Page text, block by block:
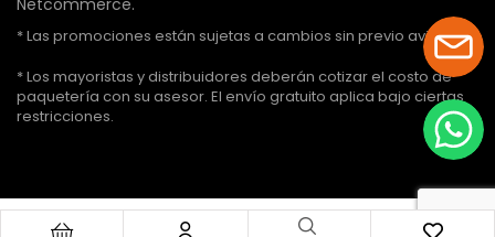
* Las promociones están sujetas a cambios sin previo aviso.
* Los mayoristas y distribuidores deberán cotizar el costo de
paquetería con su asesor. El envío gratuito aplica bajo ciertas
restricciones.